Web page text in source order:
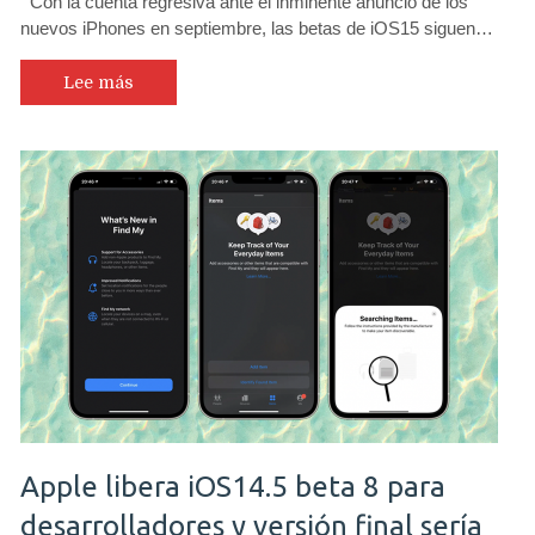
nuevos iPhones en septiembre, las betas de iOS15 siguen…
Lee más
Apple libera iOS14.5 beta 8 para
desarrolladores y versión final sería